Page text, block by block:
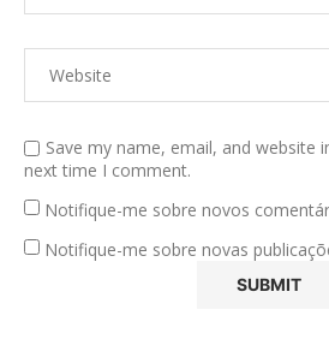
Save my name, email, and website
next time I comment.
Notifique-me sobre novos
Notifique-me sobre novas